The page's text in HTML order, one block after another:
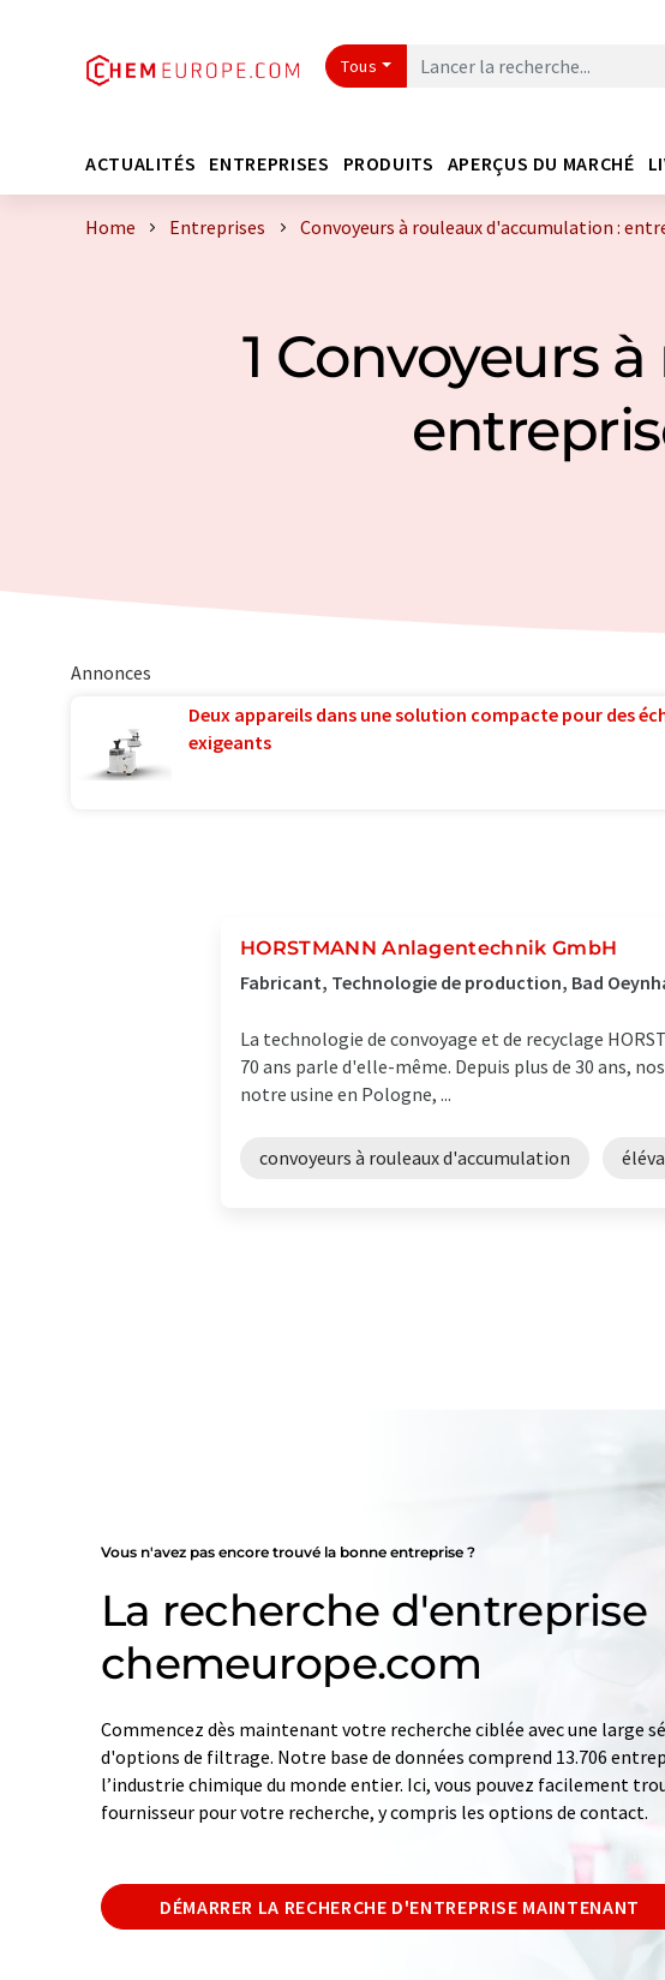
Tous
ACTUALITÉS ENTREPRISES PRODUITS APERÇUS DU MARCHÉ
Home Entreprises Convoyeurs à rouleaux d'accumulation :
1 Convoyeurs
Annonces
Deux appareils dans une solution compacte pour des
exigeants
HORSTMANN Anlagentechnik GmbH
Fabricant, Technologie de production, Bad
La technologie de convoyage et de recyclage
70 ans parle d'elle-même. Depuis plus de 30 ans,
notre usine en Pologne, ...
convoyeurs à rouleaux d'accumulation
Vous n'avez pas encore trouvé la bonne entreprise ?
La recherche d'entreprise
chemeurope.com
Commencez dès maintenant votre recherche ciblée avec une large
d'options de filtrage. Notre base de données comprend 13.706
l’industrie chimique du monde entier. Ici, vous pouvez facilement
fournisseur pour votre recherche, y compris les options de contact.
DÉMARRER LA RECHERCHE D'ENTREPRISE MAINTENANT